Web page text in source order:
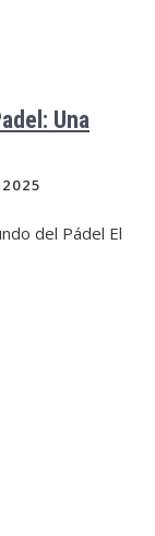
Una
del Pádel El